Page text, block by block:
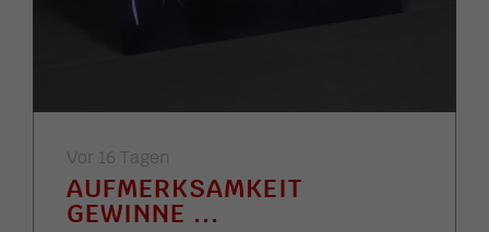
Vor 16 Tagen
AUFMERKSAMKEIT
GEWINNE ...